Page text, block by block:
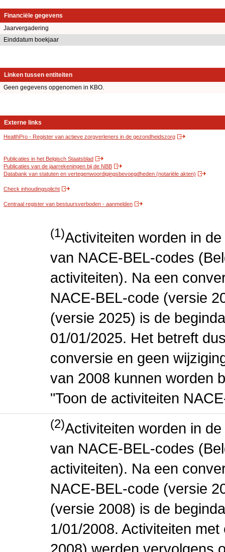
Financiële gegevens
Jaarvergadering
Einddatum boekjaar
Linken tussen entiteiten
Geen gegevens opgenomen in KBO.
Externe links
HealthPro - Register van actieve zorgverleners in de gezondheidszorg
Publicaties in het Belgisch Staatsblad
Publicaties van de jaarrekeningen bij de NBB
Databank van statuten en vertegenwoordigingsbevoegdheden (notariële akten)
Check inhoudingsplicht
Centraal register van bestuursverboden - aanmelden
(1)Activiteiten worden in
van NACE-BEL-codes
activiteiten). Na een
NACE-BEL-code (versie
(versie 2025) is de
01/01/2025. Het betreft
conversie en geen
van 2008 kunnen worden
"Toon de activiteiten
(2)Activiteiten worden in
van NACE-BEL-codes
activiteiten). Na een
NACE-BEL-code (versie
(versie 2008) is de
1/01/2008. Activiteiten